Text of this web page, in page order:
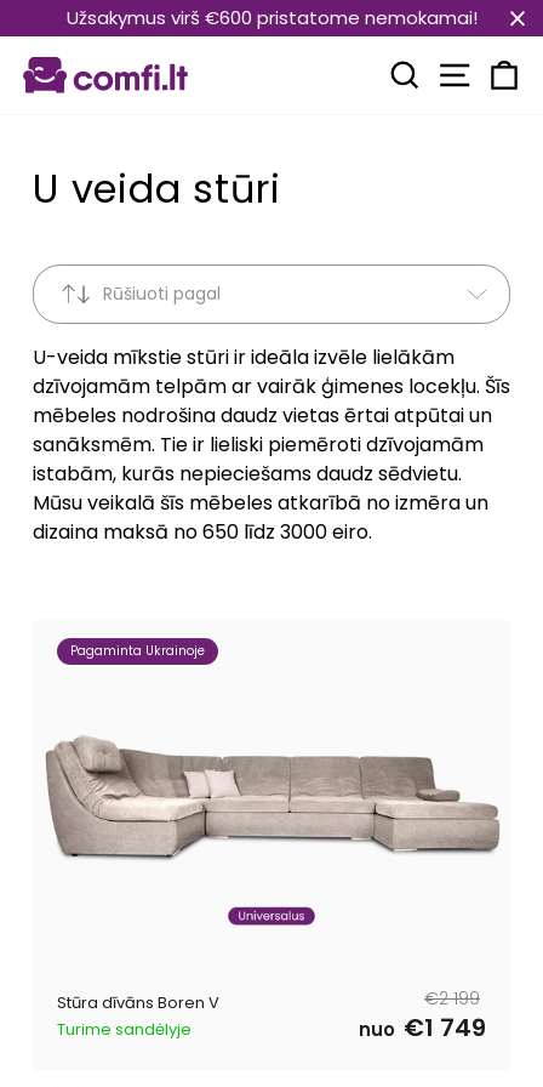
uz
saturu
Užsakymus virš €600 pristatome nemokamai!
Meklēt
U veida stūri
Rūšiuoti pagal
U-veida mīkstie stūri ir ideāla izvēle lielākām
dzīvojamām telpām ar vairāk ģimenes locekļu. Šīs
mēbeles nodrošina daudz vietas ērtai atpūtai un
sanāksmēm. Tie ir lieliski piemēroti dzīvojamām
istabām, kurās nepieciešams daudz sēdvietu.
Mūsu veikalā šīs mēbeles atkarībā no izmēra un
dizaina maksā no 650 līdz 3000 eiro.
Pagaminta Ukrainoje
Stūra dīvāns Boren V
Turime sandėlyje
Parastā
cena
€2 199
Pārdošanas
cena
nuo €1 749